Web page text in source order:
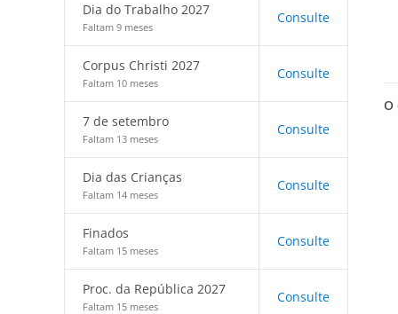
Dia do Trabalho 2027
Faltam 9 meses
Consulte
Corpus Christi 2027
Faltam 10 meses
Consulte
7 de setembro
Faltam 13 meses
Consulte
Dia das Crianças
Faltam 14 meses
Consulte
Finados
Faltam 15 meses
Consulte
Proc. da República 2027
Faltam 15 meses
Consulte
O